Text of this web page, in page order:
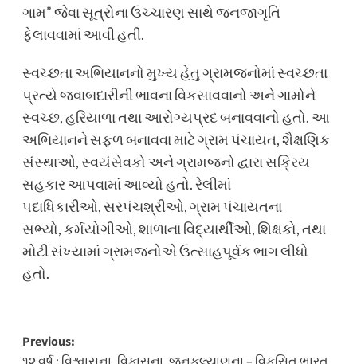
ગામ” જેવા સૂત્રોના ઉચ્ચારણ સાથે જનજાગૃતિ
ફેલાવવામાં આવી હતી.
સ્વચ્છતા અભિયાનનો મુખ્ય હેતુ ગ્રામજનોમાં સ્વચ્છતા
પ્રત્યે જવાબદારીની ભાવના વિકસાવવાનો અને ગામોને
સ્વચ્છ, હરિયાળા તથા આરોગ્યપ્રદ બનાવવાનો હતો. આ
અભિયાનને સફળ બનાવવા માટે ગ્રામ પંચાયત, શૈક્ષણિક
સંસ્થાઓ, સ્વયંસેવકો અને ગ્રામજનો દ્વારા સક્રિય
સહકાર આપવામાં આવ્યો હતો. રેલીમાં
પદાધિકારીઓ, સરપંચશ્રીઓ, ગ્રામ પંચાયતના
સભ્યો, કર્મયોગીઓ, શાળાના વિદ્યાર્થીઓ, શિક્ષકો, તથા
મોટી સંખ્યામાં ગ્રામજનોએ ઉત્સાહપૂર્વક ભાગ લીધો
હતો.
Post
Previous: